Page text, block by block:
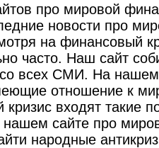
про мировой
новости про
на финансовый
часто. Наш сайт
всех СМИ. На нашем
отношение к
входят такие
нашем сайте про
народные